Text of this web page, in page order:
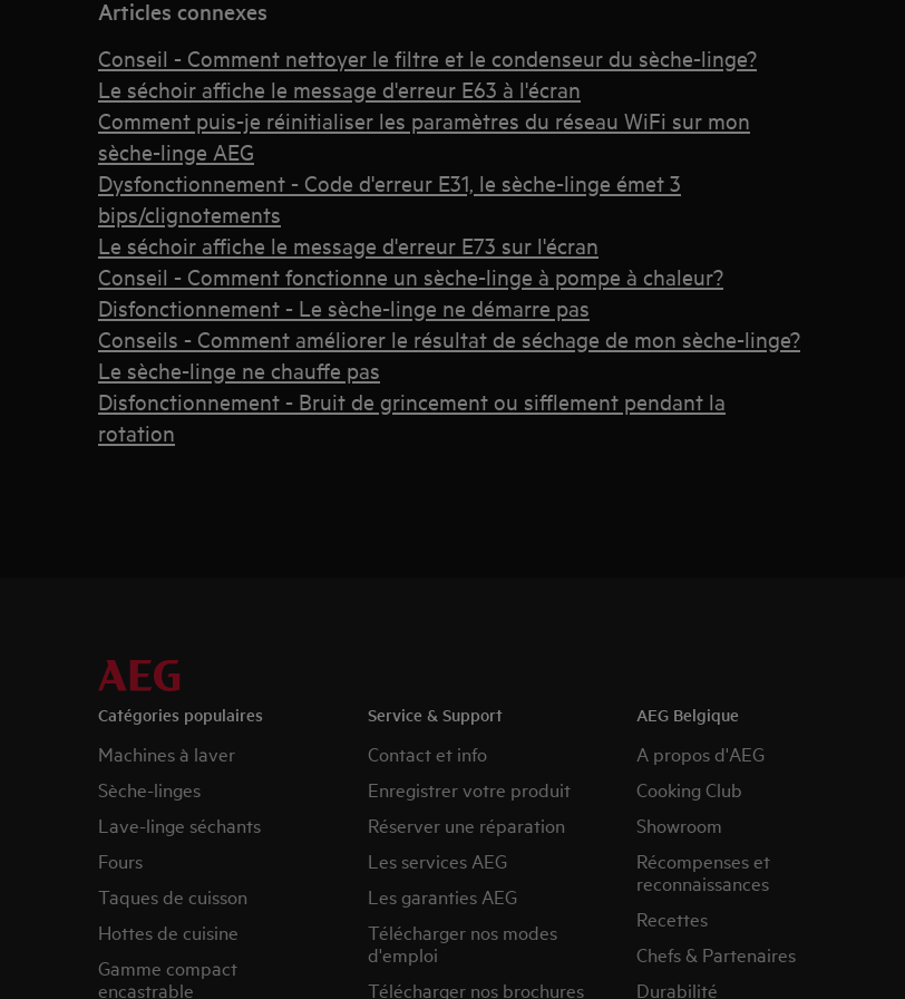
Articles connexes
Conseil - Comment nettoyer le filtre et le condenseur du sèche-linge?
Le séchoir affiche le message d'erreur E63 à l'écran
Comment puis-je réinitialiser les paramètres du réseau WiFi sur mon
sèche-linge AEG
Dysfonctionnement - Code d'erreur E31, le sèche-linge émet 3
bips/clignotements
Le séchoir affiche le message d'erreur E73 sur l'écran
Conseil - Comment fonctionne un sèche-linge à pompe à chaleur?
Disfonctionnement - Le sèche-linge ne démarre pas
Conseils - Comment améliorer le résultat de séchage de mon sèche-linge?
Le sèche-linge ne chauffe pas
Disfonctionnement - Bruit de grincement ou sifflement pendant la
rotation
Catégories populaires
Machines à laver
Sèche-linges
Lave-linge séchants
Fours
Taques de cuisson
Hottes de cuisine
Gamme compact
encastrable
Service & Support
Contact et info
Enregistrer votre produit
Réserver une réparation
Les services AEG
Les garanties AEG
Télécharger nos modes
d'emploi
Télécharger nos brochures
AEG Belgique
A propos d'AEG
Cooking Club
Showroom
Récompenses et
reconnaissances
Recettes
Chefs & Partenaires
Durabilité